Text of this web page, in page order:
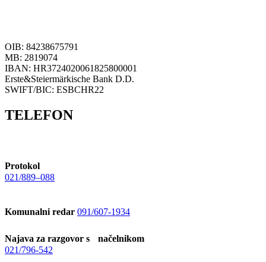
OIB: 84238675791
MB: 2819074
IBAN: HR3724020061825800001
Erste&Steiermärkische Bank D.D.
SWIFT/BIC: ESBCHR22
TELEFON
Protokol
021/889–088
Komunalni redar 091/607-1934
Najava za razgovor s načelnikom
021/796-542